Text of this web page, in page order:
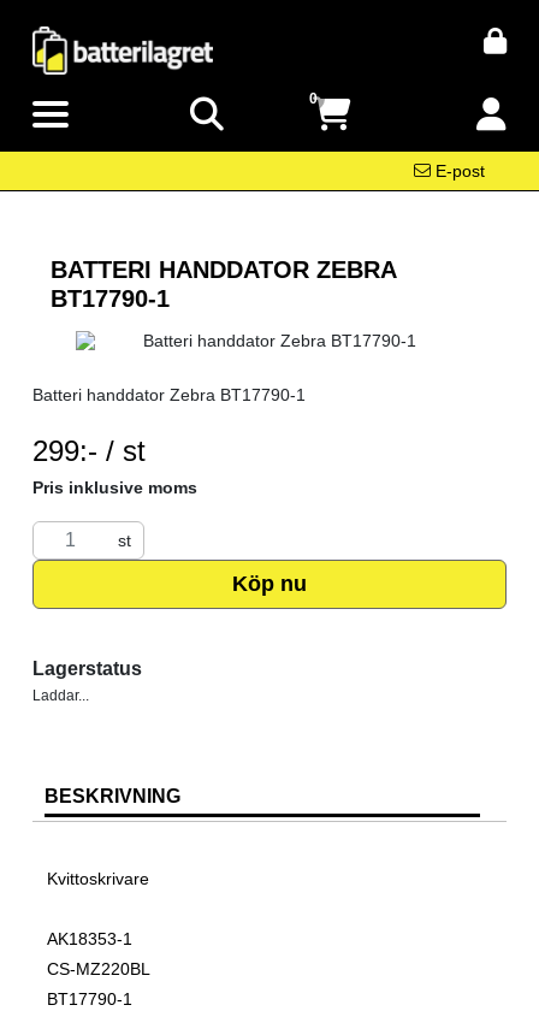
0
E-post
BATTERI HANDDATOR ZEBRA
BT17790-1
Batteri handdator Zebra BT17790-1
299:- / stSEK per ST
Pris inklusive moms
st
Köp nu
Lagerstatus
Laddar...
BESKRIVNING
Kvittoskrivare
AK18353-1
CS-MZ220BL
BT17790-1